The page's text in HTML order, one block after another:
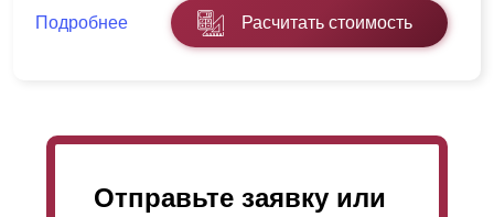
Подробнее Расчитать стоимость
Отправьте заявку или